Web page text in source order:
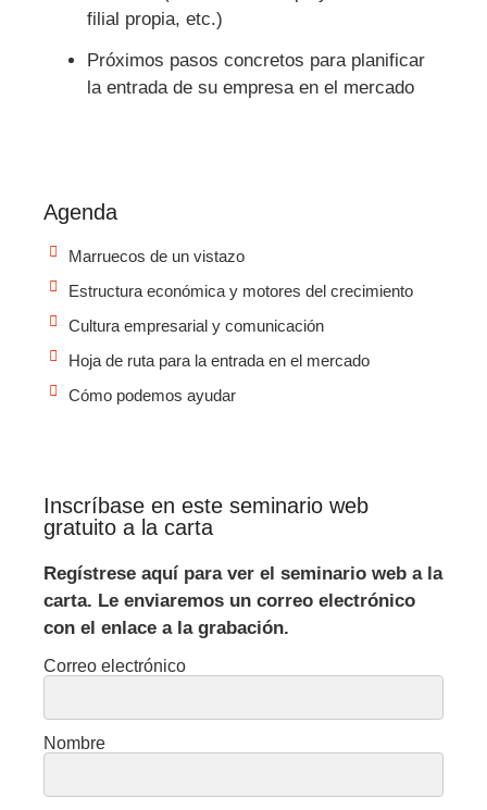
filial propia, etc.)
Próximos pasos concretos para planificar
la entrada de su empresa en el mercado
Agenda
Marruecos de un vistazo
Estructura económica y motores del crecimiento
Cultura empresarial y comunicación
Hoja de ruta para la entrada en el mercado
Cómo podemos ayudar
Inscríbase en este seminario web
gratuito a la carta
Regístrese aquí para ver el seminario web a la
carta. Le enviaremos un correo electrónico
con el enlace a la grabación.
Correo electrónico
Nombre